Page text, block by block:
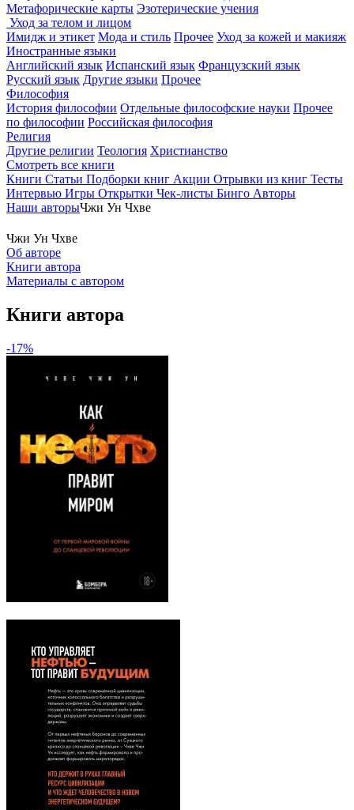
Метафорические карты Эзотерические учения
Уход за телом и лицом
Имидж и этикет Мода и стиль Прочее Уход за кожей и макияж
Иностранные языки
Английский язык Испанский язык Французский язык
Русский язык Другие языки Прочее
Философия
История философии Отдельные философские науки Прочее
по философии Российская философия
Религия
Другие религии Теология Христианство
Смотреть все книги
Книги Статьи Подборки книг Акции Отрывки из книг Тесты
Интервью Игры Открытки Чек-листы Бинго Авторы
Наши авторыЧжи Ун Чхве
Чжи Ун Чхве
Об авторе
Книги автора
Материалы с автором
Книги автора
-17%